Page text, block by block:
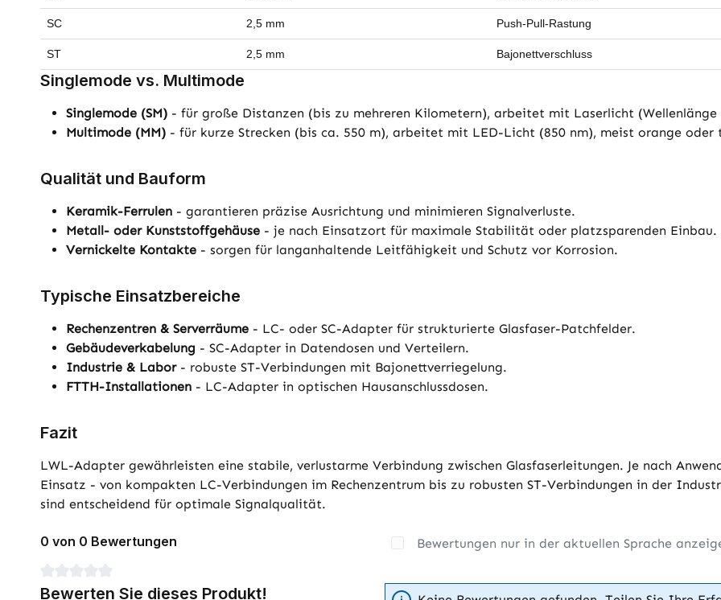
SC 2,5 mm Push-Pull-Rastung
ST 2,5 mm Bajonettverschluss
Singlemode vs. Multimode
Singlemode (SM) - für große Distanzen (bis zu mehreren Kilometern), arbeitet mit Laserlicht
Multimode (MM) - für kurze Strecken (bis ca. 550 m), arbeitet mit LED-Licht (850 nm), meist orange oder
Qualität und Bauform
Keramik-Ferrulen - garantieren präzise Ausrichtung und minimieren Signalverluste.
Metall- oder Kunststoffgehäuse - je nach Einsatzort für maximale Stabilität oder platzsparenden Einbau.
Vernickelte Kontakte - sorgen für langanhaltende Leitfähigkeit und Schutz vor Korrosion.
Typische Einsatzbereiche
Rechenzentren & Serverräume - LC- oder SC-Adapter für strukturierte Glasfaser-Patchfelder.
Gebäudeverkabelung - SC-Adapter in Datendosen und Verteilern.
Industrie & Labor- robuste ST-Verbindungen mit Bajonettverriegelung.
FTTH-Installationen - LC-Adapter in optischen Hausanschlussdosen.
Fazit
LWL-Adapter gewährleisten eine stabile, verlustarme Verbindung zwischen Glasfaserleitungen. Je nach
Einsatz - von kompakten LC-Verbindungen im Rechenzentrum bis zu robusten ST-Verbindungen in der
sind entscheidend für optimale Signalqualität.
0 von 0 Bewertungen
Durchschnittliche Bewertung von 0 von 5 Sternen
Bewerten Sie dieses Produkt!
Bewertungen nur in der aktuellen Sprache